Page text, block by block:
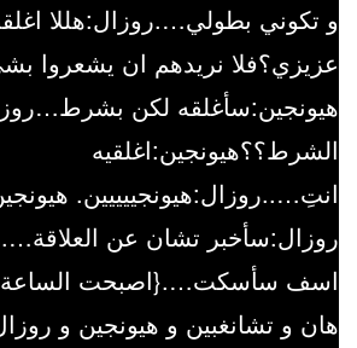
و تكوني بطولي….روزال:هللا
عزيزي؟فلا نريدهم ان يشعروا
هيونجين:سأغلقه لكن
الشرط؟؟هيونجين:اغلقيه
انتِ…..روزال:هيونجييييين.
روزال:سأخبر تشان عن
هان و تشانغبين و هيونجين و